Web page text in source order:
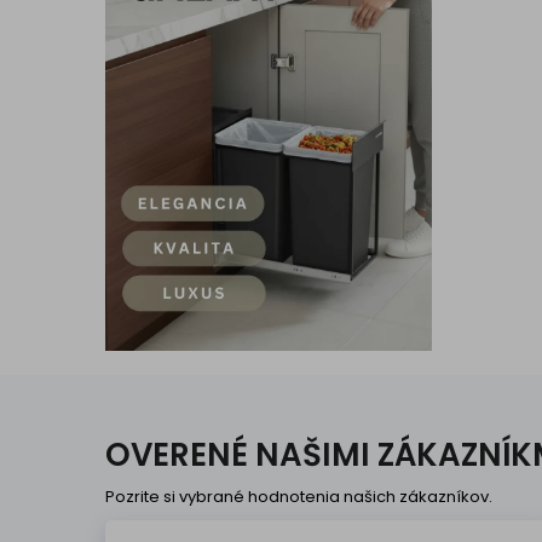
OVERENÉ NAŠIMI
Pozrite si vybrané hodnotenia našich zákazníkov.